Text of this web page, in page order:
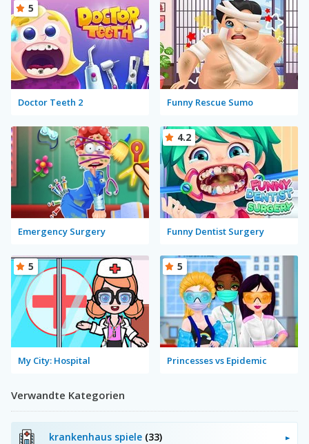
Doctor Teeth 2
5
Funny Rescue Sumo
Emergency Surgery Funny Dentist Surgery
4.2
My City: Hospital
5
Princesses vs Epidemic
5
Verwandte Kategorien
krankenhaus spiele (33)